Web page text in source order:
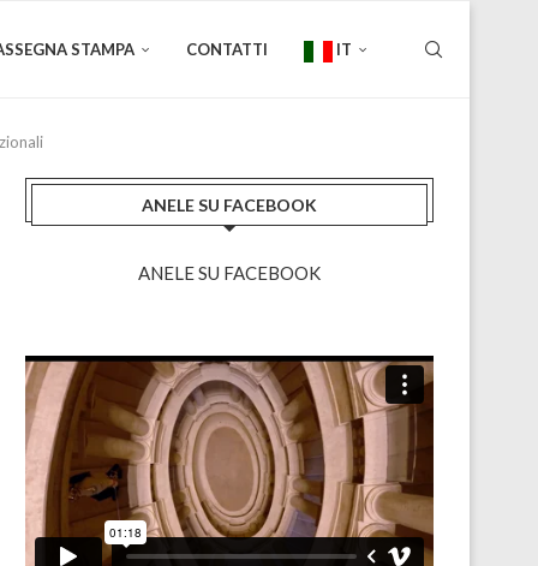
STAMPA CONTATTI IT
ANELE SU FACEBOOK
ANELE SU FACEBOOK